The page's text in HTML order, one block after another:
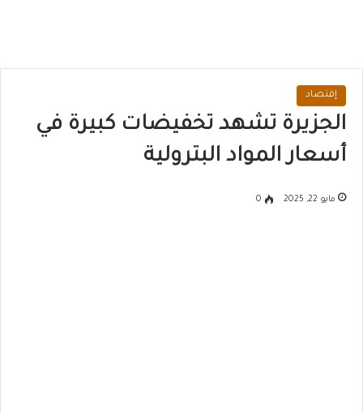
إقتصاد
الجزيرة تشهد تخفيضات كبيرة في
أسعار المواد البترولية
مايو 22, 2025 0